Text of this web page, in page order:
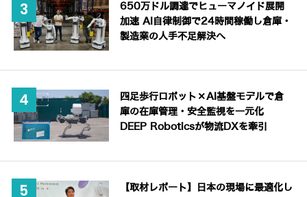
650万ドル調達でヒューマノイド展開
加速 AI自律制御で24時間稼働し倉庫・
製造業の人手不足解決へ
四足歩行ロボット×AI基盤モデルで倉
庫の在庫管理・安全監視を一元化
DEEP Roboticsが物流DXを牽引
【取材レポート】日本の現場に最適化し